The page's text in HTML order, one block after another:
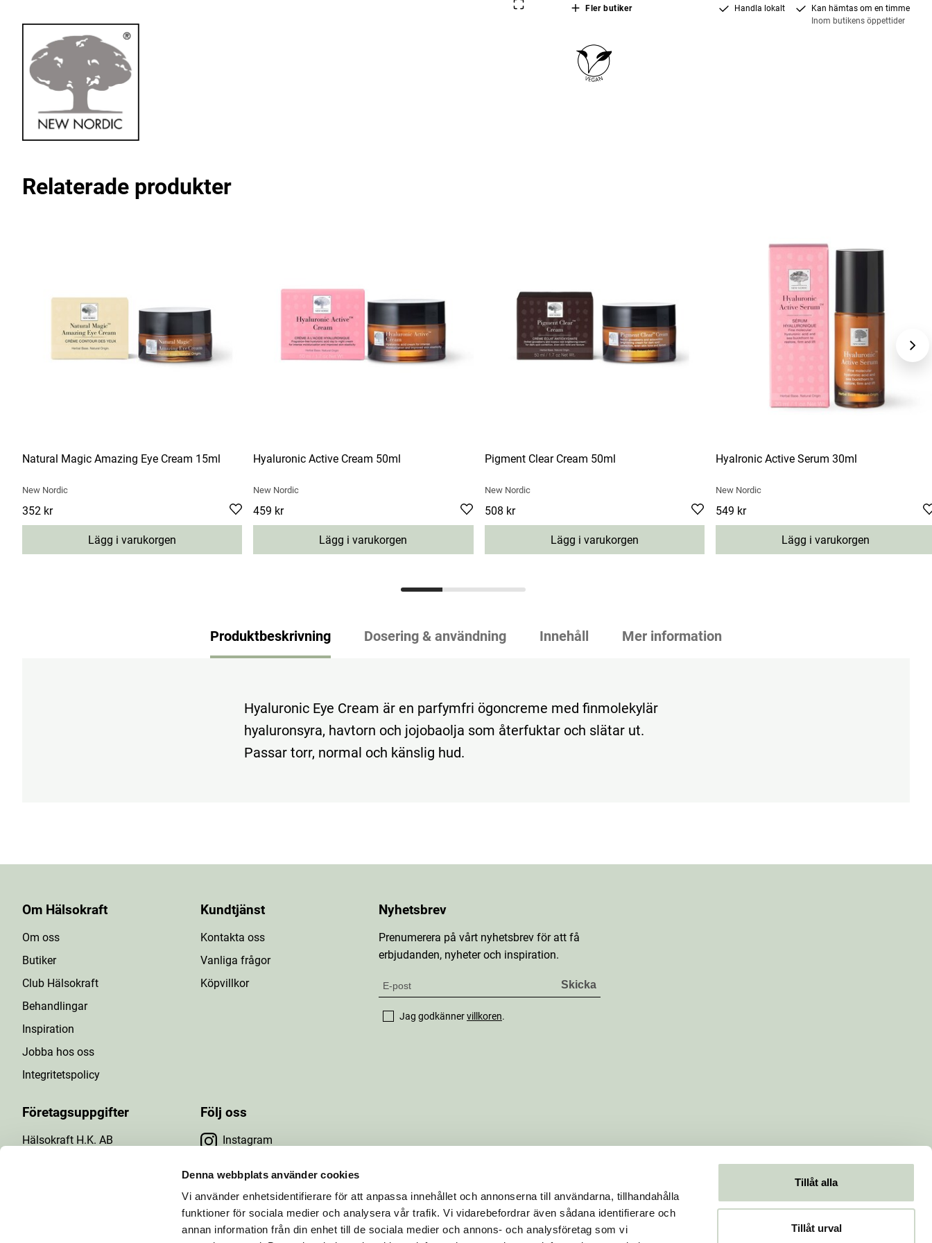
Denna webbplats använder cookies
Vi använder enhetsidentifierare för att anpassa innehållet och annonserna till användarna, tillhandahålla
funktioner för sociala medier och analysera vår trafik. Vi vidarebefordrar även sådana identifierare och
annan information från din enhet till de sociala medier och annons- och analysföretag som vi
Tillåt alla
Tillåt urval
Fler butiker Handla lokalt
Kan hämtas om en timme
Inom butikens öppettider
Relaterade produkter
Natural Magic Amazing Eye Cream 15ml
New Nordic
Pris :352 kr
352 kr
Lägg i varukorgen
Hyaluronic Active Cream 50ml
New Nordic
Pris :459 kr
459 kr
Lägg i varukorgen
Pigment Clear Cream 50ml
New Nordic
Pris :508 kr
508 kr
Lägg i varukorgen
Hyalronic Active Serum 30ml
New Nordic
Pris :549 kr
549 kr
Lägg i varukorgen
Produktbeskrivning Dosering & användning Innehåll Mer information
Hyaluronic Eye Cream är en parfymfri ögoncreme med finmolekylär
hyaluronsyra, havtorn och jojobaolja som återfuktar och slätar ut.
Passar torr, normal och känslig hud.
Om Hälsokraft
Om oss
Butiker
Club Hälsokraft
Behandlingar
Inspiration
Jobba hos oss
Integritetspolicy
Kundtjänst
Kontakta oss
Vanliga frågor
Köpvillkor
Företagsuppgifter
Hälsokraft H.K. AB
Följ oss
Instagram
Facebook
YouTube
Nyhetsbrev
Prenumerera på vårt nyhetsbrev för att få
erbjudanden, nyheter och inspiration.
Jag godkännervillkoren.